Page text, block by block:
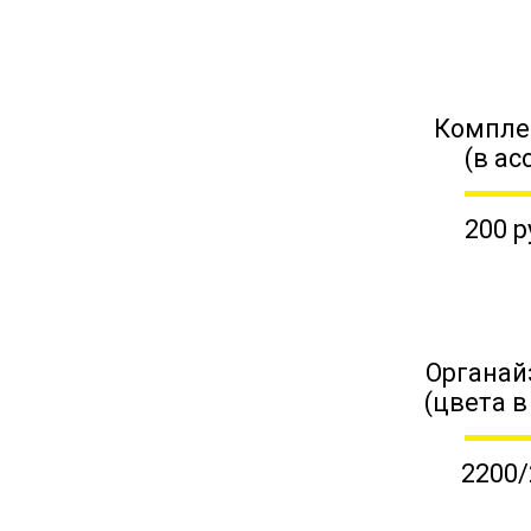
(в
200
(цвета